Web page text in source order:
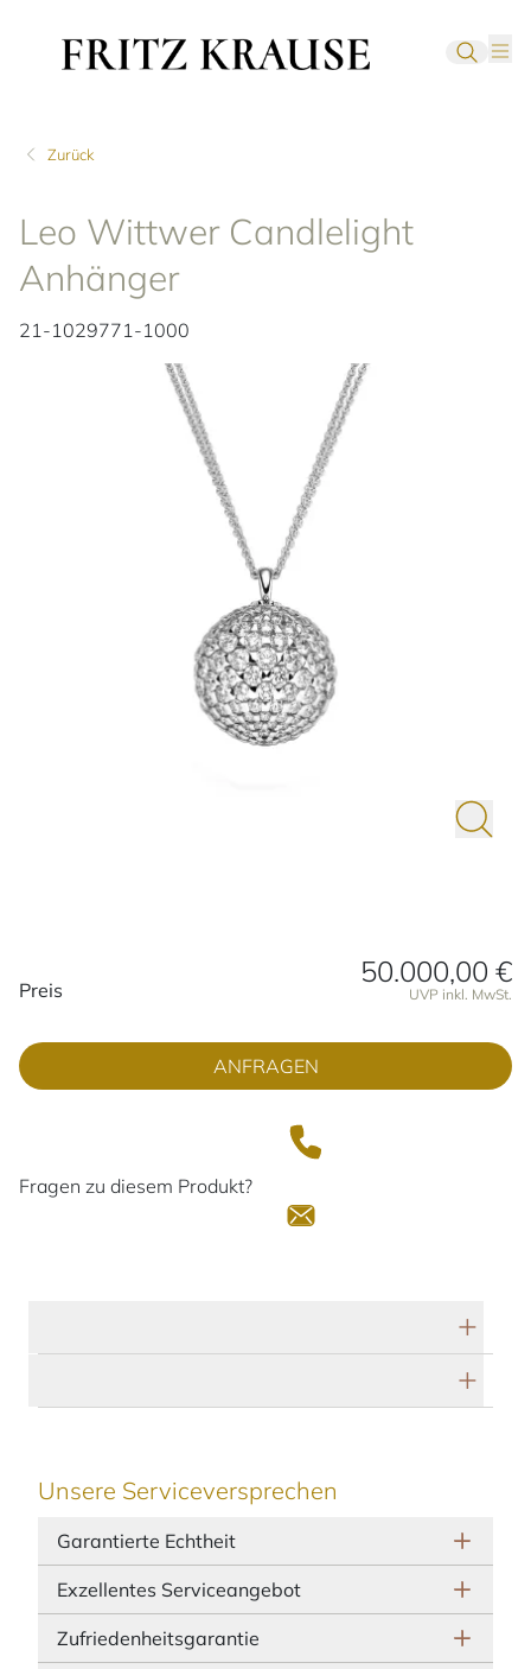
Zurück
Leo Wittwer Candlelight
Anhänger
21-1029771-1000
Preisinformationen
Preis
50.000,00 €
UVP inkl. MwSt.
ANFRAGEN
Fragen zu diesem Produkt?
Unsere Serviceversprechen
Garantierte Echtheit
Exzellentes Serviceangebot
Zufriedenheitsgarantie